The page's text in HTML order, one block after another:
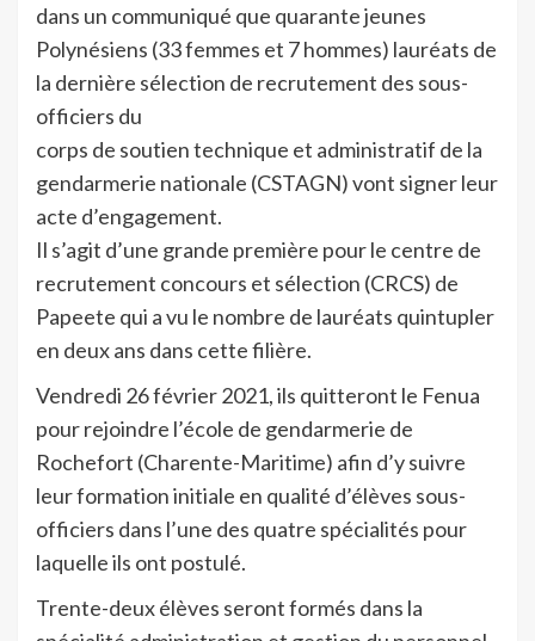
dans un communiqué que quarante jeunes
Polynésiens (33 femmes et 7 hommes) lauréats de
la dernière sélection de recrutement des sous-
officiers du
corps de soutien technique et administratif de la
gendarmerie nationale (CSTAGN) vont signer leur
acte d’engagement.
Il s’agit d’une grande première pour le centre de
recrutement concours et sélection (CRCS) de
Papeete qui a vu le nombre de lauréats quintupler
en deux ans dans cette filière.
Vendredi 26 février 2021, ils quitteront le Fenua
pour rejoindre l’école de gendarmerie de
Rochefort (Charente-Maritime) afin d’y suivre
leur formation initiale en qualité d’élèves sous-
officiers dans l’une des quatre spécialités pour
laquelle ils ont postulé.
Trente-deux élèves seront formés dans la